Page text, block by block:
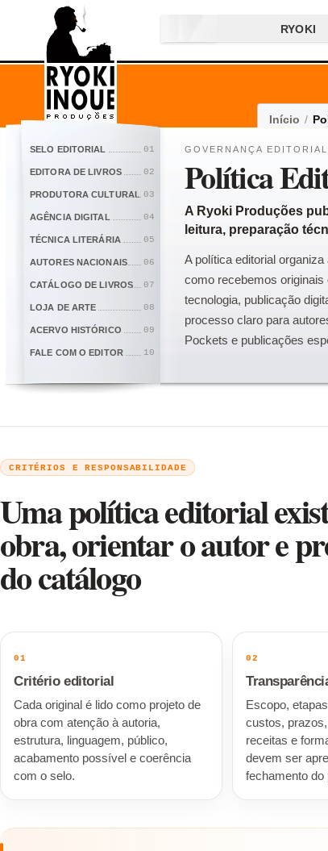
RYOKI
SELO EDITORIAL 01
EDITORA DE LIVROS 02
PRODUTORA CULTURAL 03
AGÊNCIA DIGITAL 04
TÉCNICA LITERÁRIA 05
AUTORES NACIONAIS 06
CATÁLOGO DE LIVROS 07
LOJA DE ARTE 08
ACERVO HISTÓRICO 09
FALE COM O EDITOR 10
Início /
GOVERNANÇA EDITORIAL
Política
A Ryoki Produções
leitura, preparação
A política editorial
como recebemos
tecnologia, publicação
processo claro para
Pockets e publicações
CRITÉRIOS E RESPONSABILIDADE
Uma política editorial
obra, orientar o autor e
do catálogo
01
Critério editorial
Cada original é lido como projeto de
obra com atenção à autoria,
estrutura, linguagem, público,
acabamento possível e coerência
com o selo.
02
Escopo,
custos,
receitas e
devem ser
fechamento do